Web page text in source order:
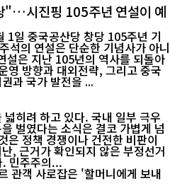
"…시진핑 105주년 연설이 예
일 중국공산당 창당 105주년 기
석의 연설은 단순한 기념사가 아니
설은 지난 105년의 역사를 되돌아
영 방향과 대외전략, 그리고 중국
과 국가 발전을 ...
히려 하고 있다. 국내 일부 극우
벌였다는 소식은 결코 가볍게 넘
은 정책 경쟁이나 건전한 비판이
, 근거가 확인되지 않은 부정선거
. 민주주의...